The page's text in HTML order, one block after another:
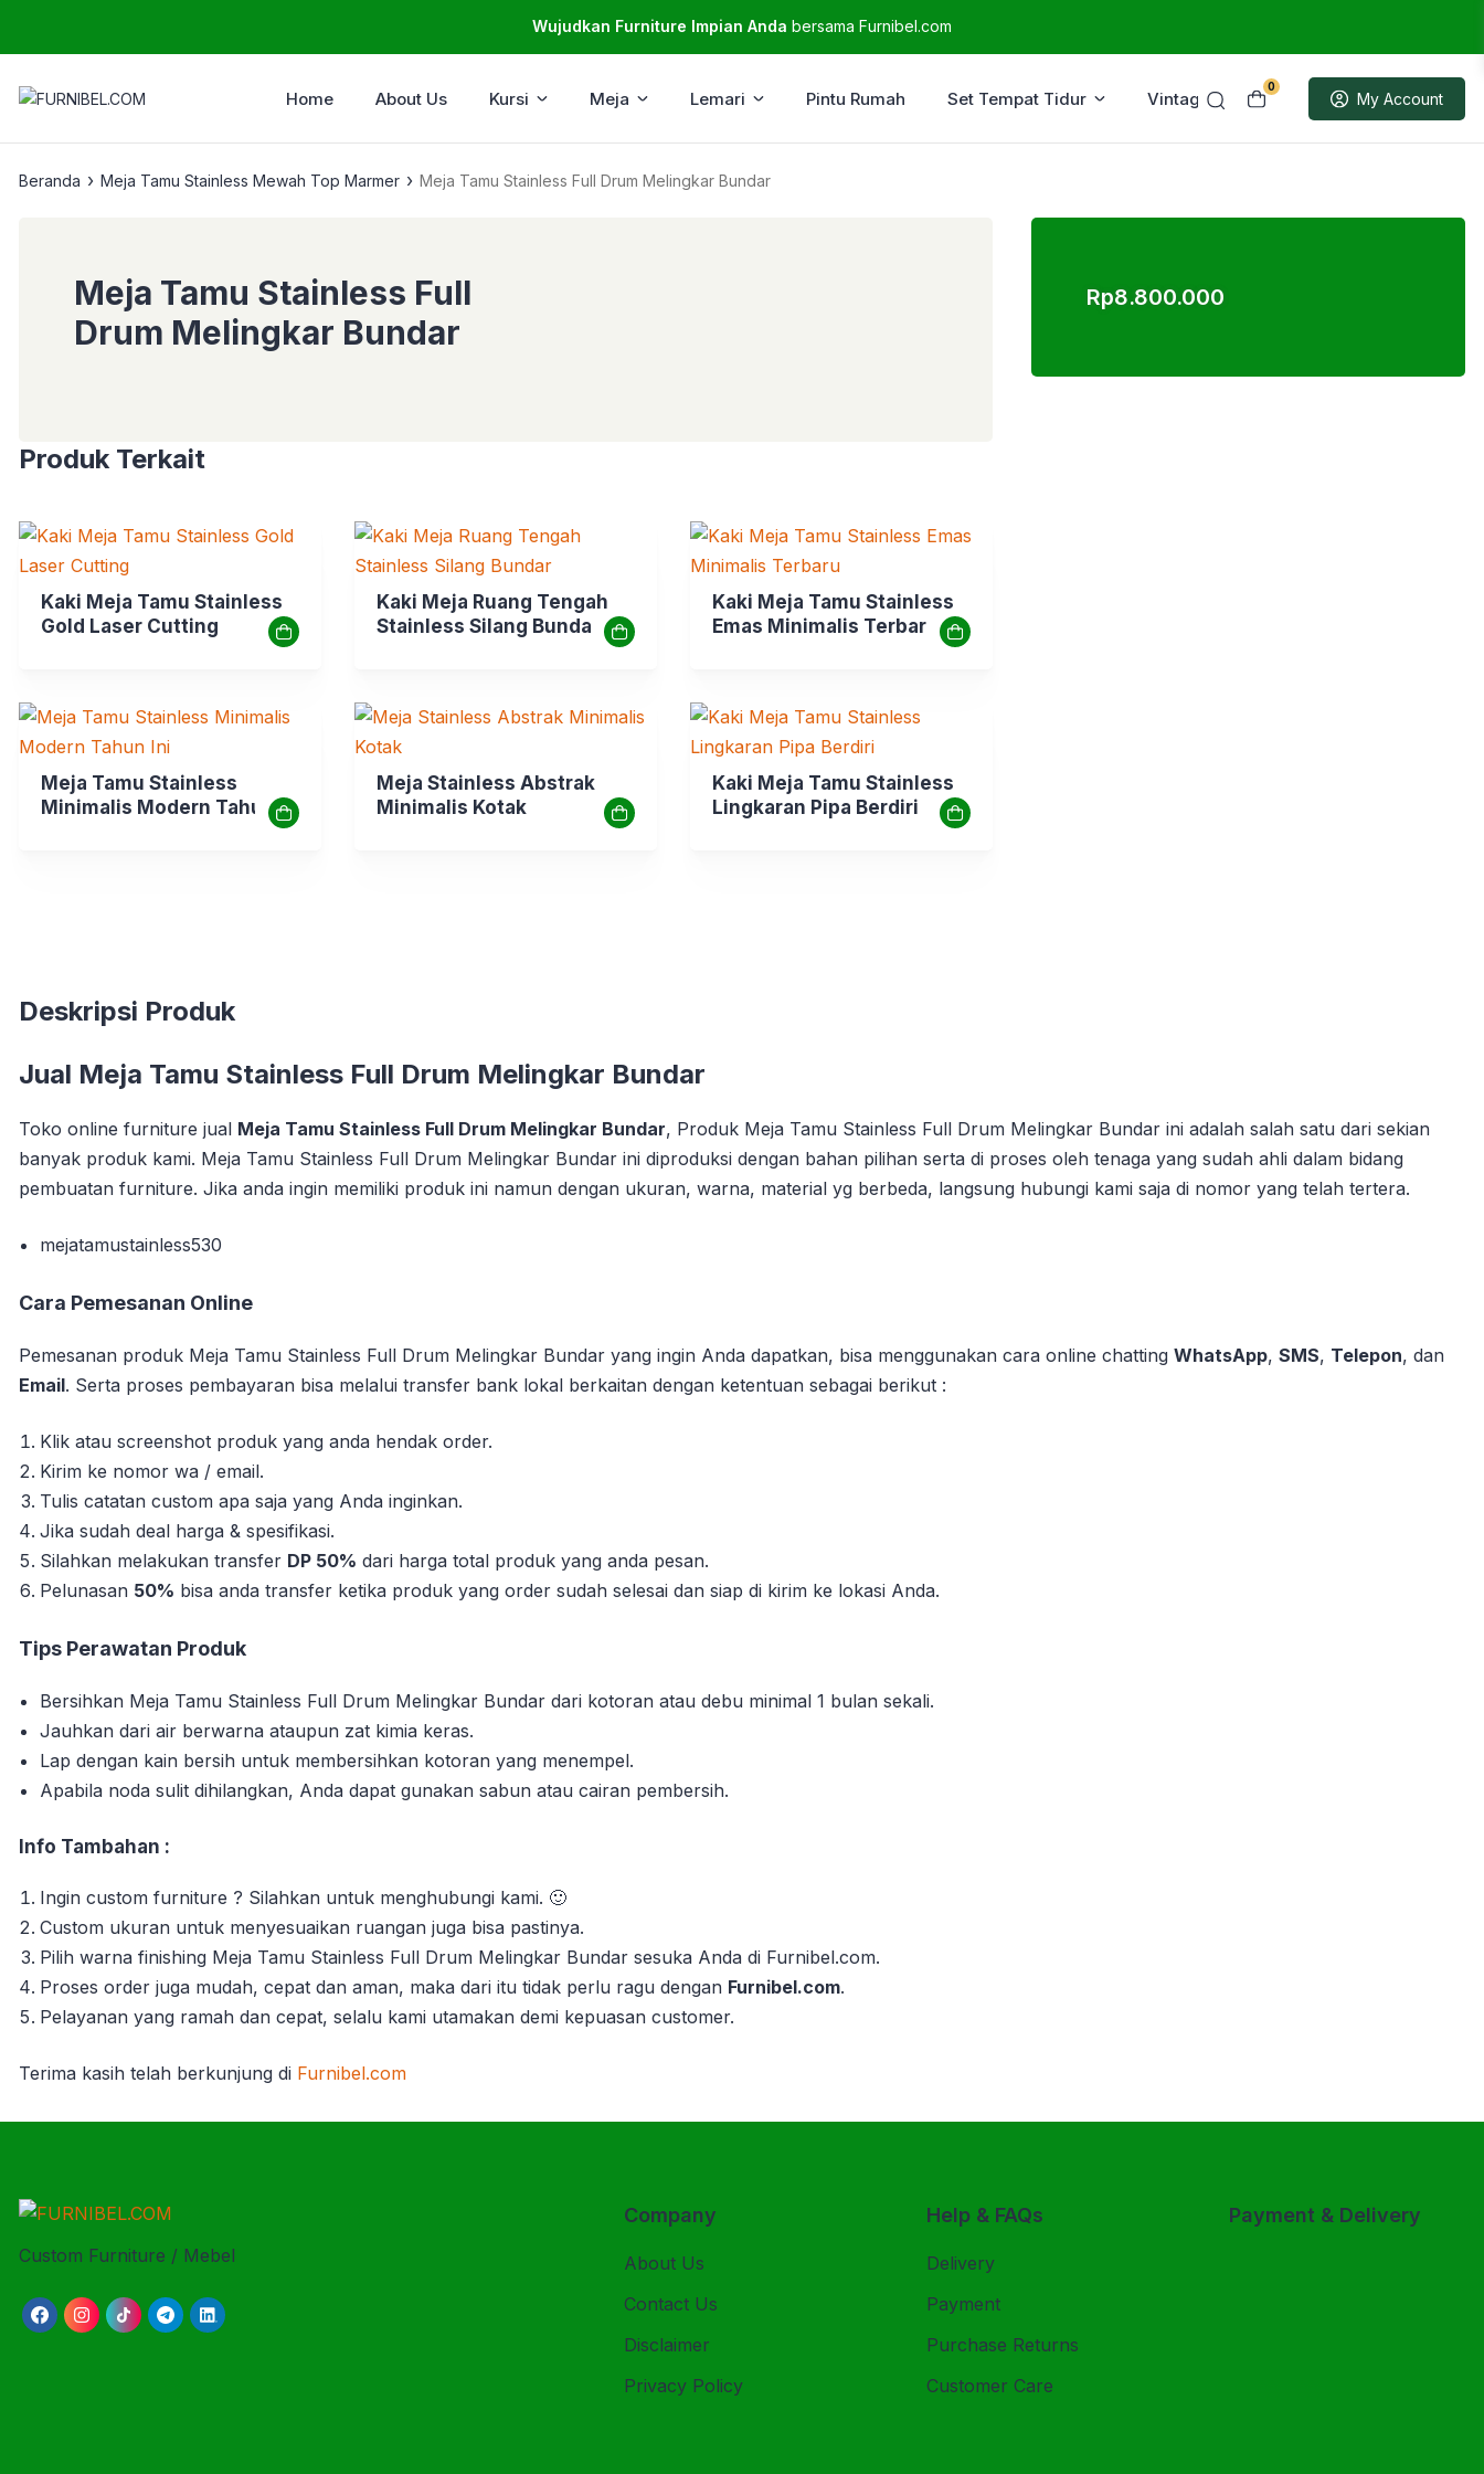
Wujudkan Furniture Impian Anda bersama Furnibel.com
0
My Account
Home About Us Kursi Meja Lemari Pintu Rumah Set Tempat Tidur Vintage Sample
Beranda › Meja Tamu Stainless Mewah Top Marmer › Meja Tamu Stainless Full Drum Melingkar Bundar
Meja Tamu Stainless Full
Drum Melingkar Bundar
Produk Terkait
Kaki Meja Tamu Stainless
Gold Laser Cutting
Kaki Meja Ruang Tengah
Stainless Silang Bundar
Kaki Meja Tamu Stainless
Emas Minimalis Terbaru
Meja Tamu Stainless
Minimalis Modern Tahun
Meja Stainless Abstrak
Minimalis Kotak
Kaki Meja Tamu Stainless
Lingkaran Pipa Berdiri
Rp8.800.000
Deskripsi Produk
Jual Meja Tamu Stainless Full Drum Melingkar Bundar
Toko online furniture jual Meja Tamu Stainless Full Drum Melingkar Bundar, Produk Meja Tamu Stainless Full Drum Melingkar Bundar ini adalah salah satu dari sekian
banyak produk kami. Meja Tamu Stainless Full Drum Melingkar Bundar ini diproduksi dengan bahan pilihan serta di proses oleh tenaga yang sudah ahli dalam bidang
pembuatan furniture. Jika anda ingin memiliki produk ini namun dengan ukuran, warna, material yg berbeda, langsung hubungi kami saja di nomor yang telah tertera.
mejatamustainless530
Cara Pemesanan Online
Pemesanan produk Meja Tamu Stainless Full Drum Melingkar Bundar yang ingin Anda dapatkan, bisa menggunakan cara online chatting WhatsApp, SMS, Telepon, dan
Email. Serta proses pembayaran bisa melalui transfer bank lokal berkaitan dengan ketentuan sebagai berikut :
Klik atau screenshot produk yang anda hendak order.
Kirim ke nomor wa / email.
Tulis catatan custom apa saja yang Anda inginkan.
Jika sudah deal harga & spesifikasi.
Silahkan melakukan transfer DP 50% dari harga total produk yang anda pesan.
Pelunasan 50% bisa anda transfer ketika produk yang order sudah selesai dan siap di kirim ke lokasi Anda.
Tips Perawatan Produk
Bersihkan Meja Tamu Stainless Full Drum Melingkar Bundar dari kotoran atau debu minimal 1 bulan sekali.
Jauhkan dari air berwarna ataupun zat kimia keras.
Lap dengan kain bersih untuk membersihkan kotoran yang menempel.
Apabila noda sulit dihilangkan, Anda dapat gunakan sabun atau cairan pembersih.
Info Tambahan :
Ingin custom furniture ? Silahkan untuk menghubungi kami. 🙂
Custom ukuran untuk menyesuaikan ruangan juga bisa pastinya.
Pilih warna finishing Meja Tamu Stainless Full Drum Melingkar Bundar sesuka Anda di Furnibel.com.
Proses order juga mudah, cepat dan aman, maka dari itu tidak perlu ragu dengan Furnibel.com.
Pelayanan yang ramah dan cepat, selalu kami utamakan demi kepuasan customer.
Terima kasih telah berkunjung di Furnibel.com
Custom Furniture / Mebel
Company
About Us
Contact Us
Disclaimer
Privacy Policy
Help & FAQs
Delivery
Payment
Purchase Returns
Customer Care
Payment & Delivery